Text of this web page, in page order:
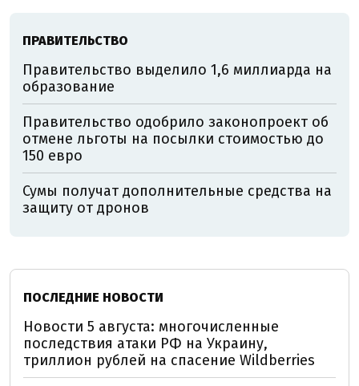
ПРАВИТЕЛЬСТВО
Правительство выделило 1,6 миллиарда на
образование
Правительство одобрило законопроект об
отмене льготы на посылки стоимостью до
150 евро
Сумы получат дополнительные средства на
защиту от дронов
ПОСЛЕДНИЕ НОВОСТИ
Новости 5 августа: многочисленные
последствия атаки РФ на Украину,
триллион рублей на спасение Wildberries